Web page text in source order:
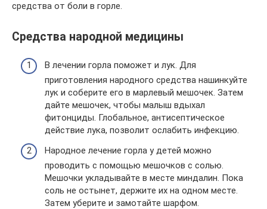
средства от боли в горле.
Средства народной медицины
В лечении горла поможет и лук. Для
приготовления народного средства нашинкуйте
лук и соберите его в марлевый мешочек. Затем
дайте мешочек, чтобы малыш вдыхал
фитонциды. Глобальное, антисептическое
действие лука, позволит ослабить инфекцию.
Народное лечение горла у детей можно
проводить с помощью мешочков с солью.
Мешочки укладывайте в месте миндалин. Пока
соль не остынет, держите их на одном месте.
Затем уберите и замотайте шарфом.